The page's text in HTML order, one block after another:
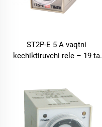
ST2P-E 5 A vaqtni
kechiktiruvchi rele – 19 ta